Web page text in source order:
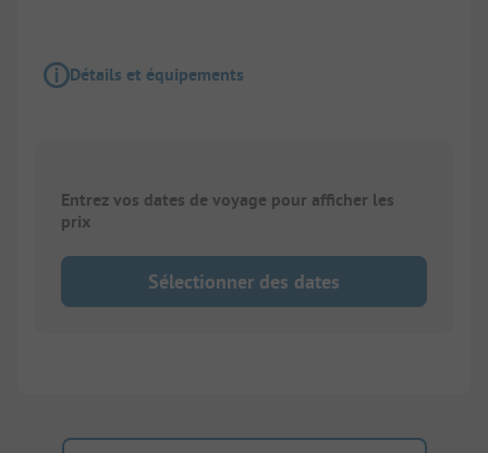
Détails et équipements
Entrez vos dates de voyage pour afficher les
prix
Sélectionner des dates